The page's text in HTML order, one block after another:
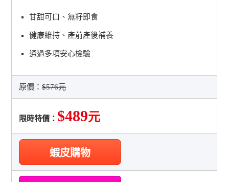
甘甜可口、無籽即食
健康維持、產前產後補養
通過多項安心檢驗
原價：$576元
限時特價： $489元
蝦皮購物